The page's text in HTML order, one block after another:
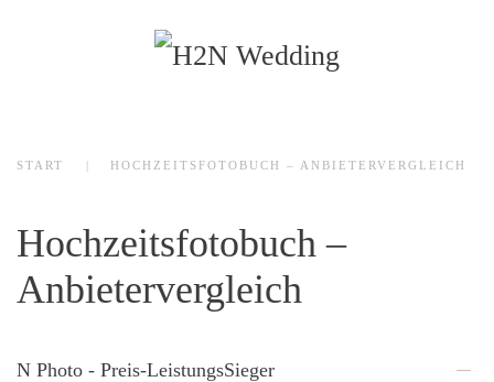
Zum Hauptinhalt springen
START HOCHZEITSFOTOBUCH – ANBIETERVERGLEICH
Hochzeitsfotobuch –
Anbietervergleich
N Photo - Preis-LeistungsSieger